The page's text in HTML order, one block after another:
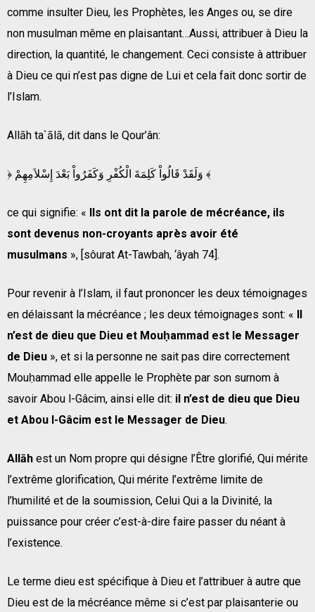
comme insulter Dieu, les Prophètes, les Anges ou, se dire
non musulman même en plaisantant…Aussi, attribuer à Dieu la
direction, la quantité, le changement. Ceci consiste à attribuer
à Dieu ce qui n’est pas digne de Lui et cela fait donc sortir de
l’Islam.
Allāh ta`ālā, dit dans le Qour’ân:
﴿ وَلَقَدْ قَالُواْ كَلِمَةَ الْكُفْرِ وَكَفَرُواْ بَعْدَ إِسْلاَمِهِمْ ﴾
ce qui signifie: « Ils ont dit la parole de mécréance, ils
sont devenus non-croyants après avoir été
musulmans », [sôurat At-Tawbah, ‘âyah 74].
Pour revenir à l’Islam, il faut prononcer les deux témoignages
en délaissant la mécréance ; les deux témoignages sont: « Il
n’est de dieu que Dieu et Mouḥammad est le Messager
de Dieu », et si la personne ne sait pas dire correctement
Mouḥammad elle appelle le Prophète par son surnom à
savoir Abou l-Gâcim, ainsi elle dit: il n’est de dieu que Dieu
et Abou l-Gâcim est le Messager de Dieu.
Allāh est un Nom propre qui désigne l’Être glorifié, Qui mérite
l’extrême glorification, Qui mérite l’extrême limite de
l’humilité et de la soumission, Celui Qui a la Divinité, la
puissance pour créer c’est-à-dire faire passer du néant à
l’existence.
Le terme dieu est spécifique à Dieu et l’attribuer à autre que
Dieu est de la mécréance même si c’est par plaisanterie ou